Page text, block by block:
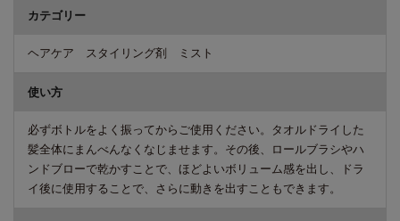
カテゴリー
ヘアケア スタイリング剤 ミスト
使い方
必ずボトルをよく振ってからご使用ください。タオルドライした
髪全体にまんべんなくなじませます。その後、ロールブラシやハ
ンドブローで乾かすことで、ほどよいボリューム感を出し、ドラ
イ後に使用することで、さらに動きを出すこともできます。